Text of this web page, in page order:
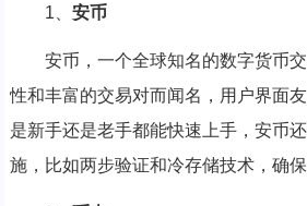
1、 安币
安币，一个全球知名的数字货币
性和丰富的交易对而闻名，用户界面
是新手还是老手都能快速上手，安币
施，比如两步验证和冷存储技术，确保